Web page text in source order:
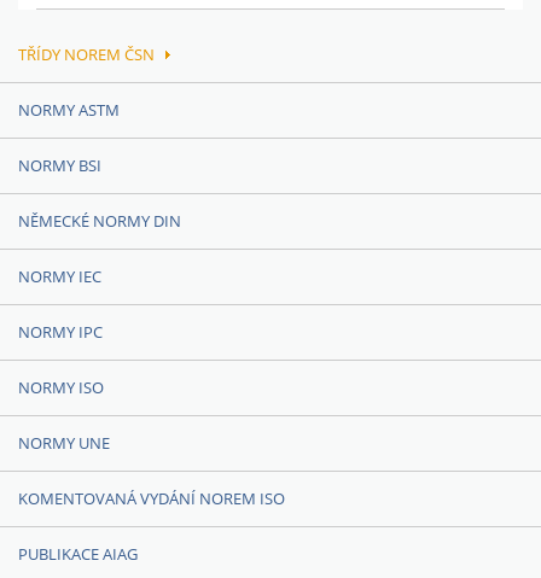
TŘÍDY NOREM ČSN
NORMY ASTM
NORMY BSI
NĚMECKÉ NORMY DIN
NORMY IEC
NORMY IPC
NORMY ISO
NORMY UNE
KOMENTOVANÁ VYDÁNÍ NOREM ISO
PUBLIKACE AIAG